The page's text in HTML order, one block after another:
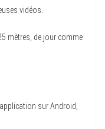
vidéos.
mètres, de jour comme
sur Android,